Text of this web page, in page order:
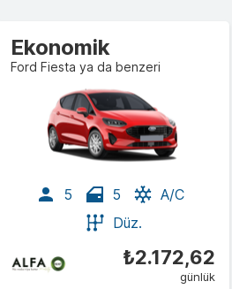
Ekonomik
Ford Fiesta ya da benzeri
5 5
A/C
Düz.
₺2.172,62
günlük